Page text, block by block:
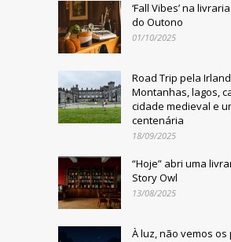
‘Fall Vibes’ na
do Outono
01/10/2025
Road Trip pela
Montanhas, lagos,
cidade medieval e
centenária
18/09/2025
“Hoje” abri uma
Story Owl
13/08/2025
À luz, não vemos os